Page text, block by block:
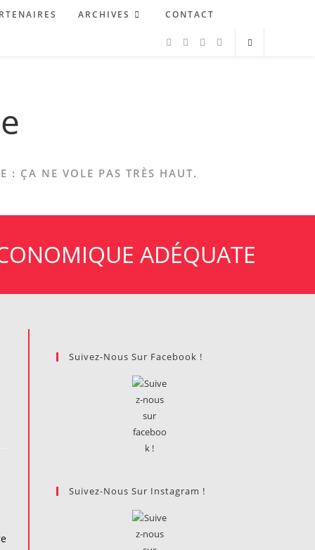
ARCHIVES CONTACT
: ÇA NE VOLE PAS TRÈS HAUT.
ADÉQUATE
Suivez-Nous Sur Facebook !
Suivez-Nous Sur Instagram !